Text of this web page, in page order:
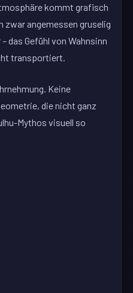
kommt grafisch
zwar angemessen gruselig
das Gefühl von Wahnsinn
transportiert.
Keine
die nicht ganz
Mythos visuell so